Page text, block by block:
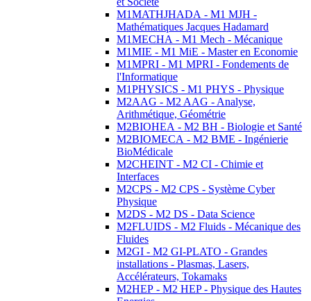
M1MATHJHADA - M1 MJH -
Mathématiques Jacques Hadamard
M1MECHA - M1 Mech - Mécanique
M1MIE - M1 MiE - Master en Economie
M1MPRI - M1 MPRI - Fondements de
l'Informatique
M1PHYSICS - M1 PHYS - Physique
M2AAG - M2 AAG - Analyse,
Arithmétique, Géométrie
M2BIOHEA - M2 BH - Biologie et Santé
M2BIOMECA - M2 BME - Ingénierie
BioMédicale
M2CHEINT - M2 CI - Chimie et
Interfaces
M2CPS - M2 CPS - Système Cyber
Physique
M2DS - M2 DS - Data Science
M2FLUIDS - M2 Fluids - Mécanique des
Fluides
M2GI - M2 GI-PLATO - Grandes
installations - Plasmas, Lasers,
Accélérateurs, Tokamaks
M2HEP - M2 HEP - Physique des Hautes